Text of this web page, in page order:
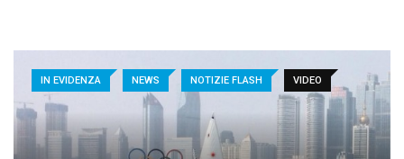
IN EVIDENZA NEWS NOTIZIE FLASH VIDEO